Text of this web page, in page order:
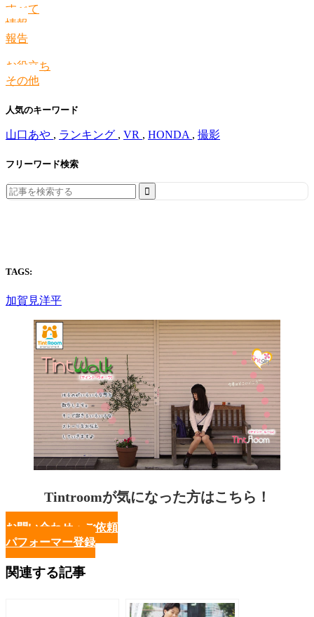
すべて
情報
報告
お役立ち
その他
人気のキーワード
山口あや , ランキング , VR , HONDA , 撮影
フリーワード検索
Search
for:
TAGS:
加賀見洋平
Tintroomが気になった方はこちら！
お問い合わせ・ご依頼
パフォーマー登録
関連する記事